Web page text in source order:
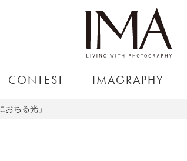
CONTEST IMAGRAPHY
ちる光」